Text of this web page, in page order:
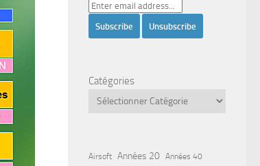
Catégories
Airsoft Années 20 Années 40